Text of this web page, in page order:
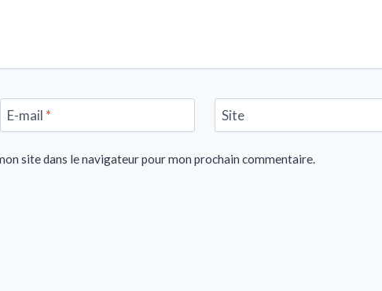
E-mail * Site
site dans le navigateur pour mon prochain commentaire.